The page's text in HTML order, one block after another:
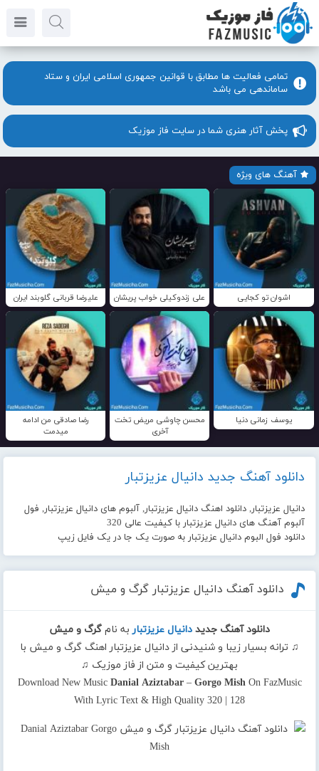
تمامی فعالیت ها مطابق با قوانین جمهوری اسلامی ایران و ستاد
ساماندهی می باشد
پخش آثار هنری شما در سایت فاز موزیک
آهنگ های ویژه
اشوان تو کجایی علی زندوکیلی خواب پریشان علیرضا قربانی گلوبند ایران
یوسف زمانی دنیا
محسن چاوشی مریض تخت
آخری
رضا صادقی من ادامه
میدمت
دانلود آهنگ جدید دانیال عزیزتبار
دانیال عزیزتبار, دانلود اهنگ دانیال عزیزتبار, آلبوم های دانیال عزیزتبار, فول
آلبوم آهنگ های دانیال عزیزتبار با کیفیت عالی 320
دانلود فول البوم دانیال عزیزتبار به صورت یک جا در یک فایل زیپ
دانلود آهنگ دانیال عزیزتبار گرگ و میش
دانلود آهنگ جدید دانیال عزیزتباربه نام گرگ و میش
♫ ترانه بسیار زیبا و شنیدنی از دانیال عزیزتبار اهنگ گرگ و میش با
بهترین کیفیت و متن از فاز موزیک ♫
Download New Music Danial Aziztabar– Gorgo MishOn FazMusic
With Lyric Text & High Quality 320 | 128